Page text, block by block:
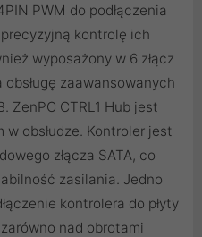
PWM do podłączenia
kontrolę ich
wyposażony w 6 złącz
obsługę zaawansowanych
ZenPC CTRL1 Hub jest
obsłudze. Kontroler jest
złącza SATA, co
zasilania. Jedno
kontrolera do płyty
nad obrotami